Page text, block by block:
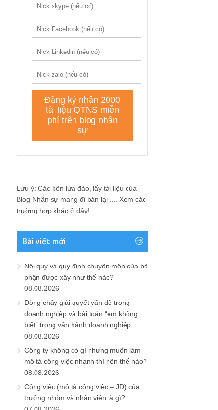
Lưu ý: Các bên lừa đảo, lấy tài liệu của
Blog Nhân sự mang đi bán lại .... Xem các
trường hợp khác ở đây!
Bài viết mới
Nội quy và quy định chuyên môn của bộ
phận được xây như thế nào?
08.08.2026
Dòng chảy giải quyết vấn đề trong
doanh nghiệp và bài toán “em không
biết” trong vận hành doanh nghiệp
08.08.2026
Công ty không có gì nhưng muốn làm
mô tả công việc nhanh thì nên thế nào?
08.08.2026
Công việc (mô tả công việc – JD) của
trưởng nhóm và nhân viên là gì?